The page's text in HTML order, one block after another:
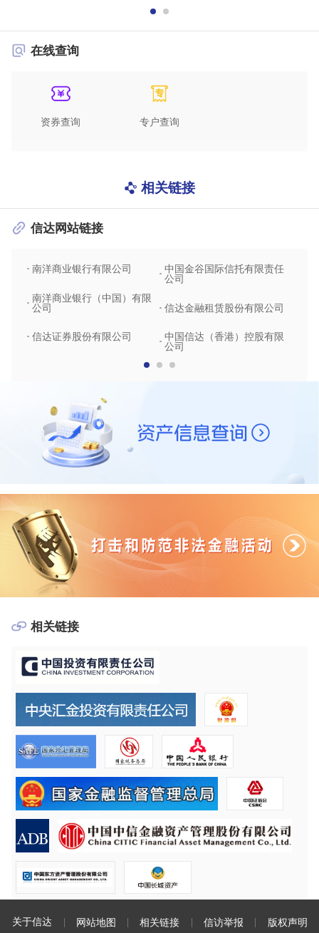
在线查询
资券查询 专户查询
相关链接
信达网站链接
南洋商业银行有限公司
南洋商业银行（中国）有限
公司
信达证券股份有限公司
中国金谷国际信托有限责任
公司
信达金融租赁股份有限公司
中国信达（香港）控股有限
公司
相关链接
关于信达 网站地图 相关链接 信访举报 版权声明